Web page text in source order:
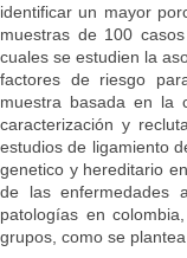
identificar un mayor
muestras de 100
cuales se estudien la
factores de riesgo
muestra basada en la
caracterización y
estudios de ligamiento
genetico y hereditario
de las enfermedades
patologías en
grupos, como se